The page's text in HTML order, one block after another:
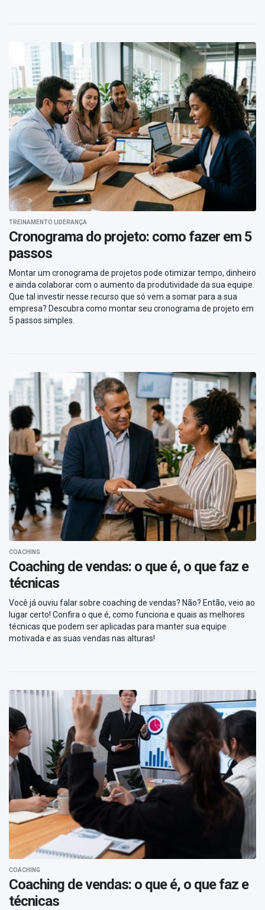
TREINAMENTO LIDERANÇA
Cronograma do projeto: como fazer em 5
passos
Montar um cronograma de projetos pode otimizar tempo, dinheiro
e ainda colaborar com o aumento da produtividade da sua equipe.
Que tal investir nesse recurso que só vem a somar para a sua
empresa? Descubra como montar seu cronograma de projeto em
5 passos simples.
COACHING
Coaching de vendas: o que é, o que faz e
técnicas
Você já ouviu falar sobre coaching de vendas? Não? Então, veio ao
lugar certo! Confira o que é, como funciona e quais as melhores
técnicas que podem ser aplicadas para manter sua equipe
motivada e as suas vendas nas alturas!
COACHING
Coaching de vendas: o que é, o que faz e
técnicas